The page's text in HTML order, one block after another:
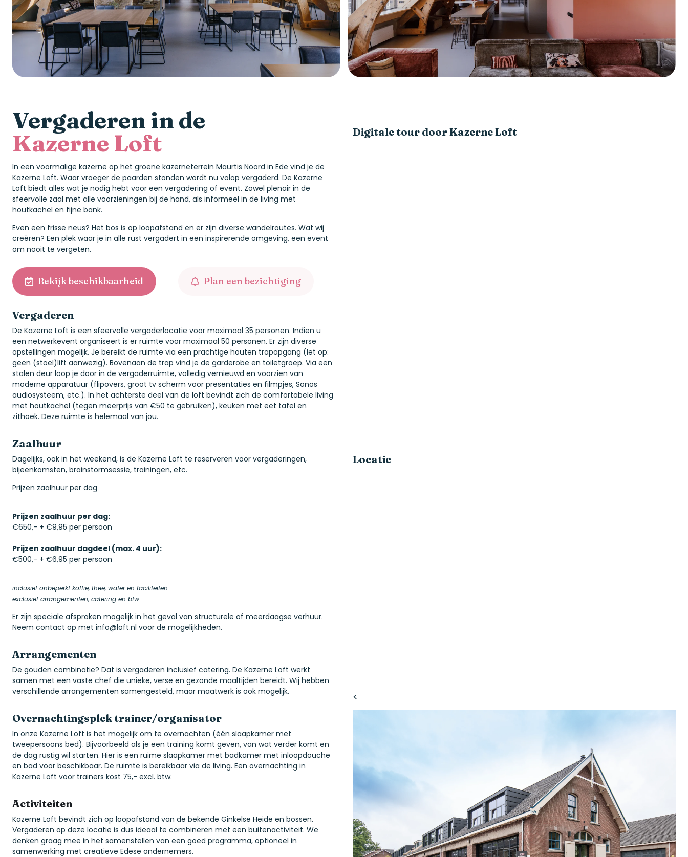
Vergaderen in de
Kazerne Loft
In een voormalige kazerne op het groene kazerneterrein Maurtis Noord in Ede vind je de
Kazerne Loft. Waar vroeger de paarden stonden wordt nu volop vergaderd. De Kazerne
Loft biedt alles wat je nodig hebt voor een vergadering of event. Zowel plenair in de
sfeervolle zaal met alle voorzieningen bij de hand, als informeel in de living met
houtkachel en fijne bank.
Even een frisse neus? Het bos is op loopafstand en er zijn diverse wandelroutes. Wat wij
creëren? Een plek waar je in alle rust vergadert in een inspirerende omgeving, een event
om nooit te vergeten.
Bekijk beschikbaarheid Plan een bezichtiging
Vergaderen
De Kazerne Loft is een sfeervolle vergaderlocatie voor maximaal 35 personen. Indien u
een netwerkevent organiseert is er ruimte voor maximaal 50 personen. Er zijn diverse
opstellingen mogelijk. Je bereikt de ruimte via een prachtige houten trapopgang (let op:
geen (stoel)lift aanwezig). Bovenaan de trap vind je de garderobe en toiletgroep. Via een
stalen deur loop je door in de vergaderruimte, volledig vernieuwd en voorzien van
moderne apparatuur (flipovers, groot tv­ scherm voor presentaties en filmpjes, Sonos
audiosysteem, etc.). In het achterste deel van de loft bevindt zich de comfortabele living
met houtkachel (tegen meerprijs van €50 te gebruiken), keuken met eet­ tafel en
zithoek. Deze ruimte is helemaal van jou.
Zaalhuur
Dagelijks, ook in het weekend, is de Kazerne Loft te reserveren voor vergaderingen,
bijeenkomsten, brainstormsessie, trainingen, etc.
Prijzen zaalhuur per dag
Prijzen zaalhuur per dag:
€650,- + €9,95 per persoon
Prijzen zaalhuur dagdeel (max. 4 uur):
€500,- + €6,95 per persoon
inclusief onbeperkt koffie, thee, water en faciliteiten.
exclusief arrangementen, catering en btw.
Er zijn speciale afspraken mogelijk in het geval van structurele of meerdaagse verhuur.
Neem contact op met info@loft.nl voor de mogelijkheden.
Arrangementen
De gouden combinatie? Dat is vergaderen inclusief catering. De Kazerne Loft werkt
samen met een vaste chef die unieke, verse en gezonde maaltijden bereidt. Wij hebben
verschillende arrangementen samengesteld, maar maatwerk is ook mogelijk.
Overnachtingsplek trainer/organisator
In onze Kazerne Loft is het mogelijk om te overnachten (één slaapkamer met
tweepersoons­ bed). Bijvoorbeeld als je een training komt geven, van wat verder komt en
de dag rustig wil starten. Hier is een ruime slaapkamer met badkamer met inloopdouche
en bad voor beschikbaar. De ruimte is bereikbaar via de living. Een overnachting in
Kazerne Loft voor trainers kost 75,- excl. btw.
Activiteiten
Kazerne Loft bevindt zich op loopafstand van de bekende Ginkelse Heide en bossen.
Vergaderen op deze locatie is dus ideaal te combineren met een buitenactiviteit. We
denken graag mee in het samenstellen van een goed programma, optioneel in
samenwerking met creatieve Edese ondernemers.
Digitale tour door Kazerne Loft
Locatie
<